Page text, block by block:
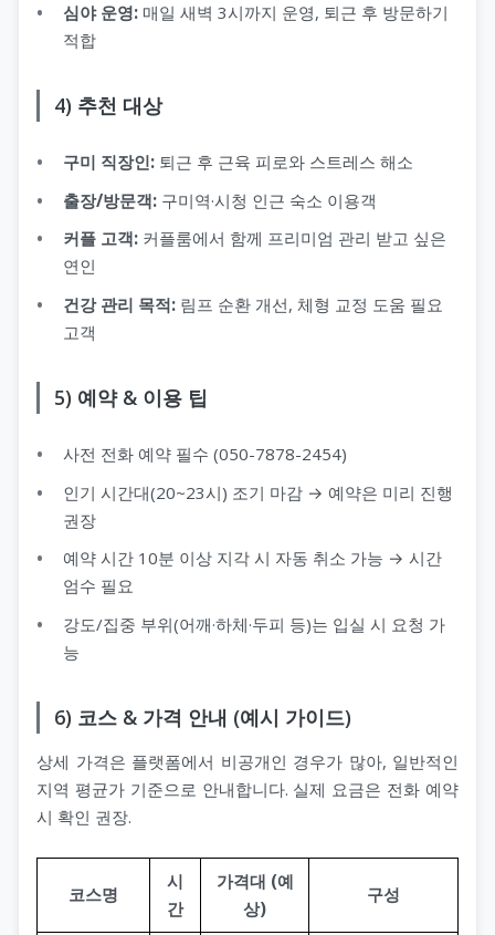
심야 운영: 매일 새벽 3시까지 운영, 퇴근 후 방문하기
적합
4) 추천 대상
구미 직장인: 퇴근 후 근육 피로와 스트레스 해소
출장/방문객: 구미역·시청 인근 숙소 이용객
커플 고객: 커플룸에서 함께 프리미엄 관리 받고 싶은
연인
건강 관리 목적: 림프 순환 개선, 체형 교정 도움 필요
고객
5) 예약 & 이용 팁
사전 전화 예약 필수 (050-7878-2454)
인기 시간대(20~23시) 조기 마감 → 예약은 미리 진행
권장
예약 시간 10분 이상 지각 시 자동 취소 가능 → 시간
엄수 필요
강도/집중 부위(어깨·하체·두피 등)는 입실 시 요청 가
능
6) 코스 & 가격 안내 (예시 가이드)
상세 가격은 플랫폼에서 비공개인 경우가 많아, 일반적인
지역 평균가 기준으로 안내합니다. 실제 요금은 전화 예약
시 확인 권장.
코스명
시
간
가격대 (예
상)
구성